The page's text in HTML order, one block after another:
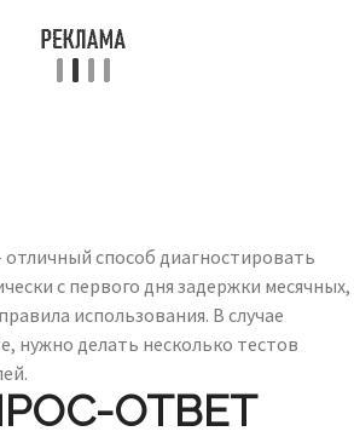
способ диагностировать
с первого дня задержки месячных,
использования. В случае
нужно делать несколько тестов
ОТВЕТ